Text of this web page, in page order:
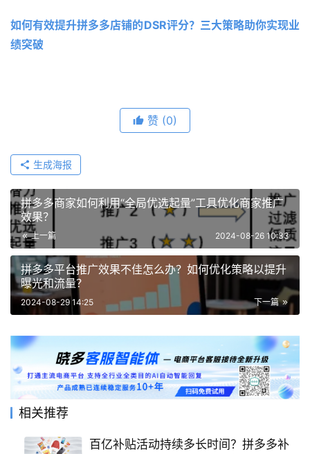
如何有效提升拼多多店铺的DSR评分？三大策略助你实现业
绩突破
赞 (0)
生成海报
拼多多商家如何利用“全局优选起量”工具优化商家推广
效果？
上一篇 2024-08-26 10:33
拼多多平台推广效果不佳怎么办？如何优化策略以提升
曝光和流量？
下一篇
2024-08-29 14:25
相关推荐
百亿补贴活动持续多长时间？拼多多补